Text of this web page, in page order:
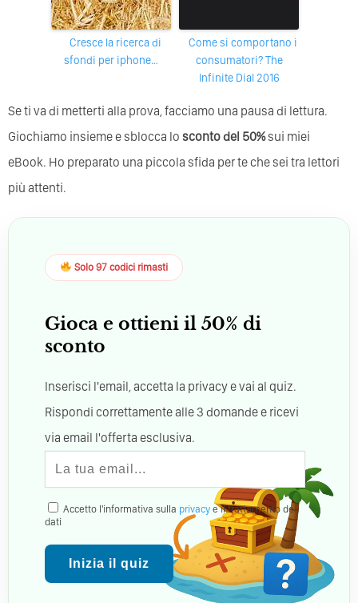
Cresce la ricerca di
sfondi per iphone…
Come si comportano i
consumatori? The
Infinite Dial 2016
Se ti va di metterti alla prova, facciamo una pausa di lettura.
Giochiamo insieme e sblocca lo sconto del 50%sui miei
eBook. Ho preparato una piccola sfida per te che sei tra lettori
più attenti.
Solo 97 codici rimasti
Gioca e ottieni il 50% di
sconto
Inserisci l'email, accetta la privacy e vai al quiz.
Rispondi correttamente alle 3 domande e ricevi
via email l'offerta esclusiva.
Accetto l'informativa sulla privacy e il trattamento dei
dati
Inizia il quiz